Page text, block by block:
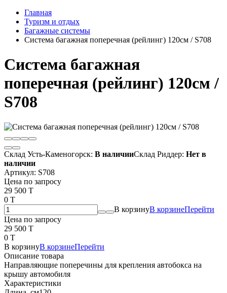
Главная
Туризм и отдых
Багажные системы
Система багажная поперечная (рейлинг) 120см / S708
Система багажная
поперечная (рейлинг) 120см /
S708
Склад Усть-Каменогорск: В наличииСклад Риддер: Нет в
наличии
Артикул: S708
Цена по запросу
29 500 T
0 T
В корзинуВ корзинеПерейти
Цена по запросу
29 500 T
0 T
В корзинуВ корзинеПерейти
Описание товара
Направляющие поперечины для крепления автобокса на
крышу автомобиля
Характеристики